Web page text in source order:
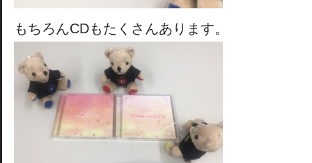
もちろんCDもたくさんあります。